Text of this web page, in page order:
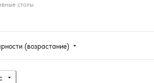
столы
(возрастание)